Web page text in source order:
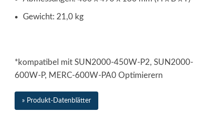
Gewicht: 21,0 kg
*kompatibel mit SUN2000-450W-P2, SUN2000-
600W-P, MERC-600W-PA0 Optimierern
» Produkt-Datenblätter